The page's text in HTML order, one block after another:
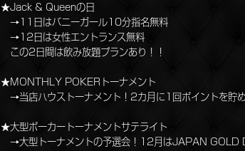
★Jack & Queenの日
→11日はバニーガール10分指名無料
→12日は女性エントランス無料
この2日間は飲み放題プランあり！！
★MONTHLY POKERトーナメント
→当店ハウストーナメント！2カ月に1回ポイントを貯め
★大型ポーカートーナメントサテライト
→大型トーナメントの予選会！12月はJAPAN GOLD